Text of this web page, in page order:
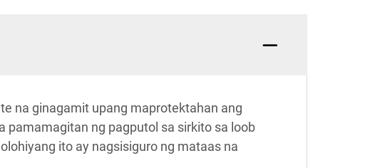
na ginagamit upang maprotektahan ang
pamamagitan ng pagputol sa sirkito sa loob
ito ay nagsisiguro ng mataas na